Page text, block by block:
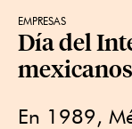
EMPRESAS
Día del
En 1989,